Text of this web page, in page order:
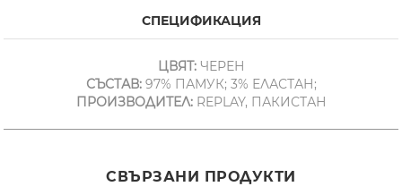
СПЕЦИФИКАЦИЯ
ЦВЯТ:ЧЕРЕН
СЪСТАВ:97% ПАМУК; 3% ЕЛАСТАН;
ПРОИЗВОДИТЕЛ:REPLAY, ПАКИСТАН
СВЪРЗАНИ ПРОДУКТИ